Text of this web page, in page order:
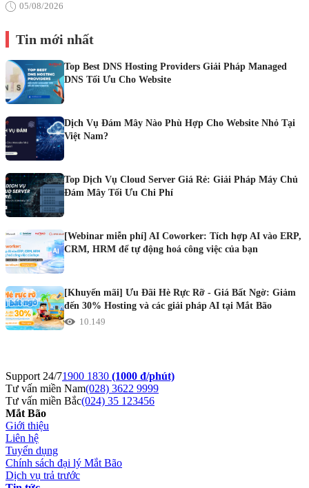
05/08/2026
Tin mới nhất
Top Best DNS Hosting Providers Giải Pháp Managed
DNS Tối Ưu Cho Website
Dịch Vụ Đám Mây Nào Phù Hợp Cho Website Nhỏ Tại
Việt Nam?
Top Dịch Vụ Cloud Server Giá Rẻ: Giải Pháp Máy Chủ
Đám Mây Tối Ưu Chi Phí
[Webinar miễn phí] AI Coworker: Tích hợp AI vào ERP,
CRM, HRM để tự động hoá công việc của bạn
[Khuyến mãi] Ưu Đãi Hè Rực Rỡ - Giá Bất Ngờ: Giảm
đến 30% Hosting và các giải pháp AI tại Mắt Bão
10.149
Support 24/71900 1830 (1000 đ/phút)
Tư vấn miền Nam(028) 3622 9999
Tư vấn miền Bắc(024) 35 123456
Mắt Bão
Giới thiệu
Liên hệ
Tuyển dụng
Chính sách đại lý Mắt Bão
Dịch vụ trả trước